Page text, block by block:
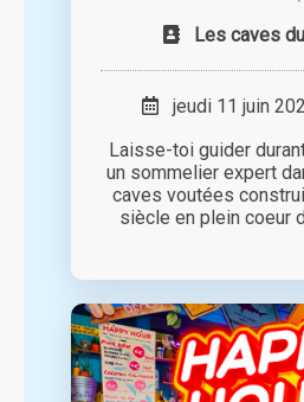
Les caves
jeudi 11 juin
Laisse-toi guider
un sommelier expert
caves voutées
siècle en plein coeur